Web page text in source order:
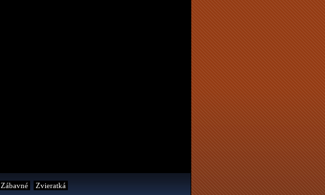
Zábavné Zvieratká